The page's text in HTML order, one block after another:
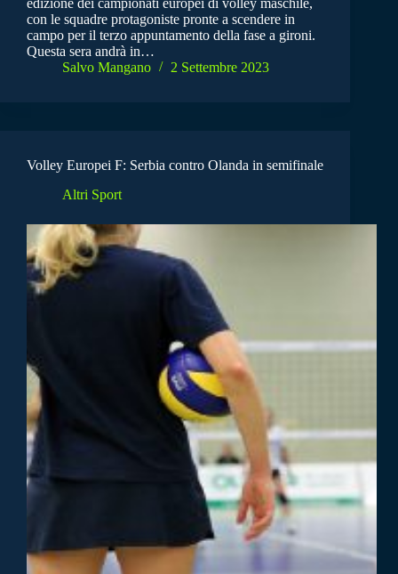
edizione dei campionati europei di volley maschile,
con le squadre protagoniste pronte a scendere in
campo per il terzo appuntamento della fase a gironi.
Questa sera andrà in…
Salvo Mangano
2 Settembre 2023
Volley Europei F: Serbia contro Olanda in semifinale
Altri Sport